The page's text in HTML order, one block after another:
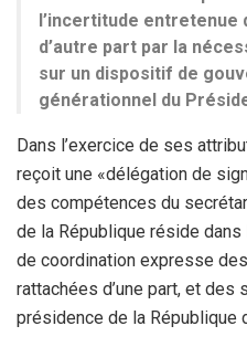
l’incertitude entretenue
d’autre part par la
sur un dispositif de
générationnel du
Dans l’exercice de ses
reçoit une «délégation de
des compétences du
de la République réside dans
de coordination expresse
rattachées d’une part, et des
présidence de la République